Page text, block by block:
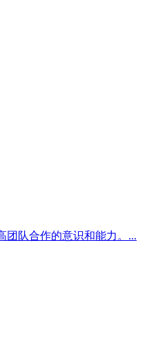
团队合作的意识和能力。...